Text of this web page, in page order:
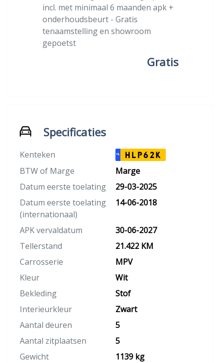
incl. met minimaal 6 maanden apk +
onderhoudsbeurt - Gratis
tenaamstelling en showroom
gepoetst
Gratis
Specificaties
Kenteken NL HLP62K
BTW of Marge
Marge
Datum eerste toelating
29-03-2025
Datum eerste toelating
(internationaal)
14-06-2018
APK vervaldatum
30-06-2027
Tellerstand
21.422 KM
Carrosserie
MPV
Kleur
Wit
Bekleding
Stof
Interieurkleur
Zwart
Aantal deuren
5
Aantal zitplaatsen
5
Gewicht
1139 kg